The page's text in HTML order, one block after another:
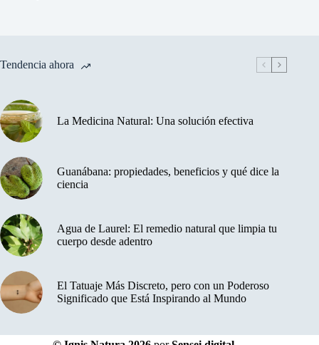
Tendencia ahora
La Medicina Natural: Una solución efectiva
Guanábana: propiedades, beneficios y qué dice la
ciencia
Agua de Laurel: El remedio natural que limpia tu
cuerpo desde adentro
El Tatuaje Más Discreto, pero con un Poderoso
Significado que Está Inspirando al Mundo